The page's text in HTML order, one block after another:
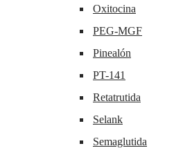
Oxitocina
PEG-MGF
Pinealón
PT-141
Retatrutida
Selank
Semaglutida